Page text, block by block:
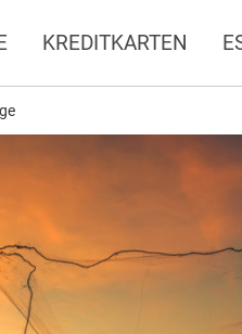
KREDITKARTEN